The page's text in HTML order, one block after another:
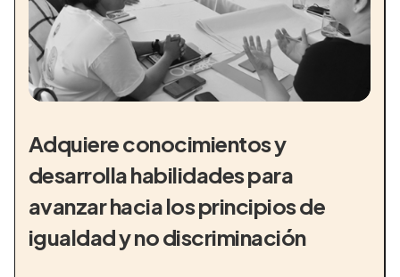
Adquiere conocimientos y
desarrolla habilidades para
avanzar hacia los principios de
igualdad y no discriminación